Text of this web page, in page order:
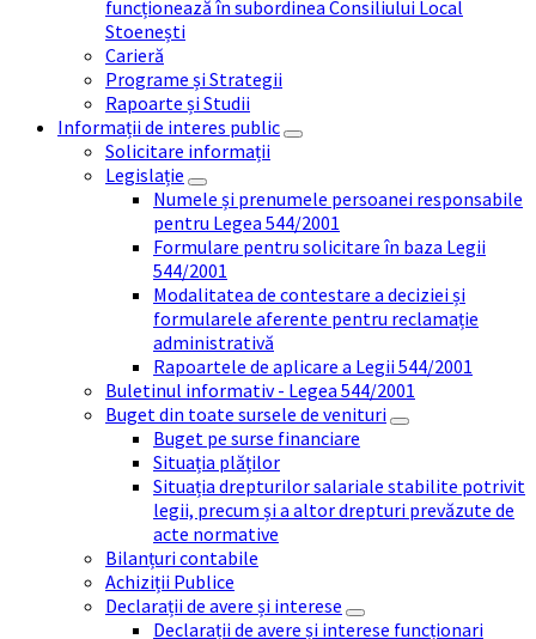
funcționează în subordinea Consiliului Local
Stoenești
Carieră
Programe și Strategii
Rapoarte și Studii
Informații de interes public
Solicitare informații
Legislație
Numele și prenumele persoanei responsabile
pentru Legea 544/2001
Formulare pentru solicitare în baza Legii
544/2001
Modalitatea de contestare a deciziei și
formularele aferente pentru reclamație
administrativă
Rapoartele de aplicare a Legii 544/2001
Buletinul informativ - Legea 544/2001
Buget din toate sursele de venituri
Buget pe surse financiare
Situația plăților
Situația drepturilor salariale stabilite potrivit
legii, precum și a altor drepturi prevăzute de
acte normative
Bilanțuri contabile
Achiziții Publice
Declarații de avere și interese
Declarații de avere și interese funcționari